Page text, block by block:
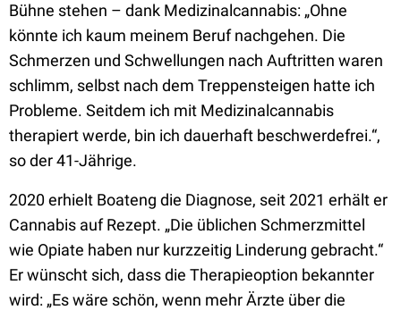
Bühne stehen – dank Medizinalcannabis: „Ohne
könnte ich kaum meinem Beruf nachgehen. Die
Schmerzen und Schwellungen nach Auftritten waren
schlimm, selbst nach dem Treppensteigen hatte ich
Probleme. Seitdem ich mit Medizinalcannabis
therapiert werde, bin ich dauerhaft beschwerdefrei.“,
so der 41-Jährige.
2020 erhielt Boateng die Diagnose, seit 2021 erhält er
Cannabis auf Rezept. „Die üblichen Schmerzmittel
wie Opiate haben nur kurzzeitig Linderung gebracht.“
Er wünscht sich, dass die Therapieoption bekannter
wird: „Es wäre schön, wenn mehr Ärzte über die